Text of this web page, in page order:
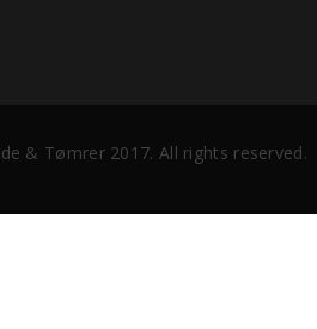
& Tømrer 2017. All rights reserved.